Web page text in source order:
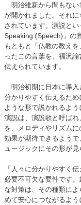
明治維新から間もない
が開かれました。それ
されています。演説と
Speaking (Speech)」の
もともと「仏教の教え
ったこの言葉を、福沢
伝えられています。
明治初期に日本に導入
分かりやすく伝えるた
ような形で説かれるよ
演説は、演説歌と呼ば
を、メロディやリズム
効果が期待できるよう
ュージックにその形が見
「人々に分かりやすく
必要不可欠な要件です
な対策は、その種類に
めて安心につながるよ